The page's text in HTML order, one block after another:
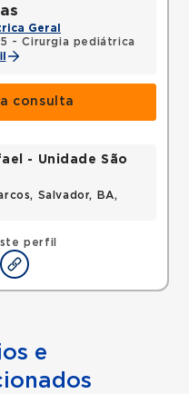
Geral
- Cirurgia pediátrica
consulta
perfil
- Unidade São
Salvador, BA,
e